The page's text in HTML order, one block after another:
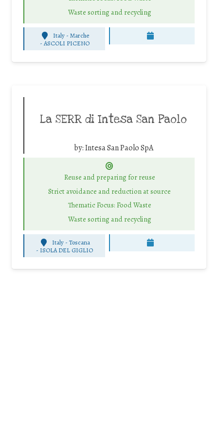
Waste sorting and recycling
Italy - Marche
- ASCOLI PICENO
La SERR di Intesa San Paolo
by:Intesa San Paolo SpA
Reuse and preparing for reuse
Strict avoidance and reduction at source
Thematic Focus: Food Waste
Waste sorting and recycling
Italy - Toscana
- ISOLA DEL GIGLIO